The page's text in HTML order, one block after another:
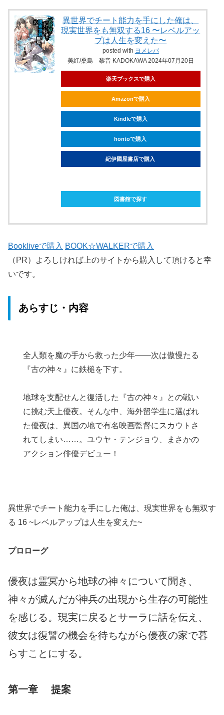
異世界でチート能力を手にした俺は、
現実世界をも無双する16 〜レベルアッ
プは人生を変えた〜
posted with ヨメレバ
美紅/桑島 黎音 KADOKAWA 2024年07月20日
楽天ブックスで購入
Amazonで購入
Kindleで購入
hontoで購入
紀伊國屋書店で購入
図書館で探す
Bookliveで購入 BOOK☆WALKERで購入
（PR）よろしければ上のサイトから購入して頂けると幸
いです。
あらすじ・内容
全人類を魔の手から救った少年――次は傲慢たる
『古の神々』に鉄槌を下す。
地球を支配せんと復活した『古の神々』との戦い
に挑む天上優夜。そんな中、海外留学生に選ばれ
た優夜は、異国の地で有名映画監督にスカウトさ
れてしまい……。ユウヤ・テンジョウ、まさかの
アクション俳優デビュー！
異世界でチート能力を手にした俺は、現実世界をも無双す
る 16 ~レベルアップは人生を変えた~
プロローグ
優夜は霊冥から地球の神々について聞き、
神々が滅んだが神兵の出現から生存の可能性
を感じる。現実に戻るとサーラに話を伝え、
彼女は復讐の機会を待ちながら優夜の家で暮
らすことにする。
第一章 提案